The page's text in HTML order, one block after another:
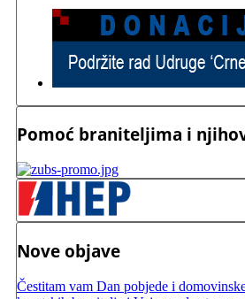
Pomoć braniteljima i
Nove objave
Čestitam vam Dan pobjede i